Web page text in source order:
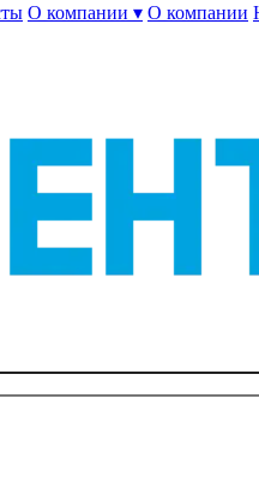
О компании ▾ О компании